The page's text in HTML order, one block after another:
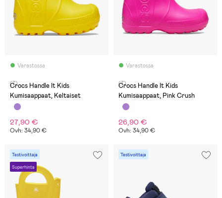
Varastossa
(7)
Crocs Handle It Kids
Kumisaappaat, Keltaiset
27,90 €
Ovh: 34,90 €
Varastossa
(7)
Crocs Handle It Kids
Kumisaappaat, Pink Crush
26,90 €
Ovh: 34,90 €
Testivoittaja
Superhinta
Testivoittaja